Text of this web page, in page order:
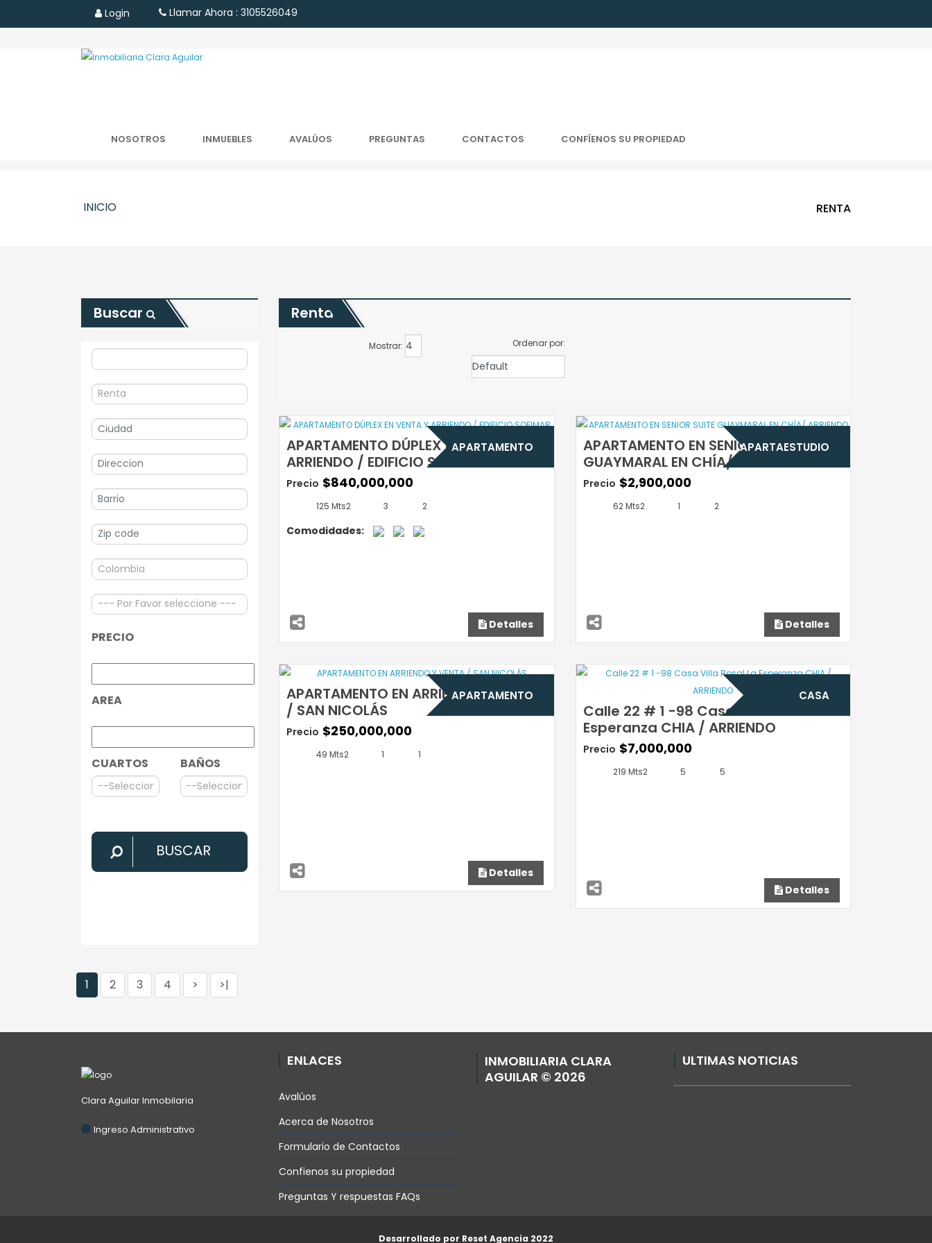
Login Llamar Ahora : 3105526049
NOSOTROS INMUEBLES AVALÚOS PREGUNTAS CONTACTOS CONFÍENOS SU PROPIEDAD
INICIO RENTA
Buscar
PRECIO
AREA
CUARTOS BAÑOS
BUSCAR
Renta
Mostrar: Ordenar por:
APARTAMENTO
APARTAMENTO DÚPLEX EN VENTA Y
ARRIENDO / EDIFICIO SOFIMAR
Precio $840,000,000
125 Mts2 3 2
Comodidades:
Detalles
APARTAESTUDIO
APARTAMENTO EN SENIOR SUITE
GUAYMARAL EN CHÍA/ ARRIENDO
Precio $2,900,000
62 Mts2 1 2
Detalles
APARTAMENTO
APARTAMENTO EN ARRIENDO Y VENTA
/ SAN NICOLÁS
Precio $250,000,000
49 Mts2 1 1
Detalles
CASA
Calle 22 # 1 -98 Casa Villa Rosal La
Esperanza CHIA / ARRIENDO
Precio $7,000,000
219 Mts2 5 5
Detalles
1 2 3 4 > >|
Clara Aguilar Inmobilaria
Ingreso Administrativo
ENLACES
Avalúos
Acerca de Nosotros
Formulario de Contactos
Confienos su propiedad
Preguntas Y respuestas FAQs
INMOBILIARIA CLARA
AGUILAR © 2026
ULTIMAS NOTICIAS
Desarrollado por Reset Agencia 2022